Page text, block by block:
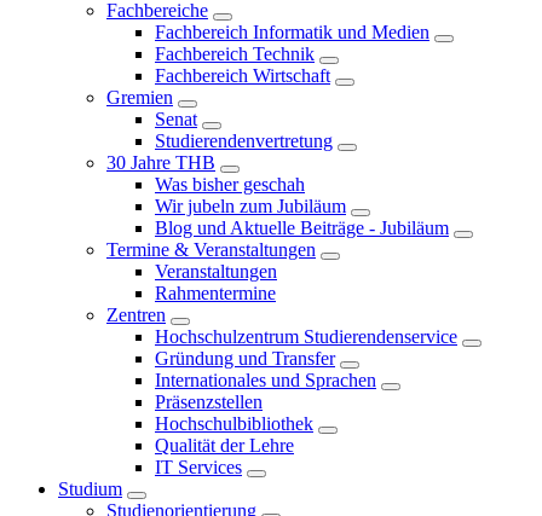
Fachbereiche
Fachbereich Informatik und Medien
Fachbereich Technik
Fachbereich Wirtschaft
Gremien
Senat
Studierendenvertretung
30 Jahre THB
Was bisher geschah
Wir jubeln zum Jubiläum
Blog und Aktuelle Beiträge - Jubiläum
Termine & Veranstaltungen
Veranstaltungen
Rahmentermine
Zentren
Hochschulzentrum Studierendenservice
Gründung und Transfer
Internationales und Sprachen
Präsenzstellen
Hochschulbibliothek
Qualität der Lehre
IT Services
Studium
Studienorientierung